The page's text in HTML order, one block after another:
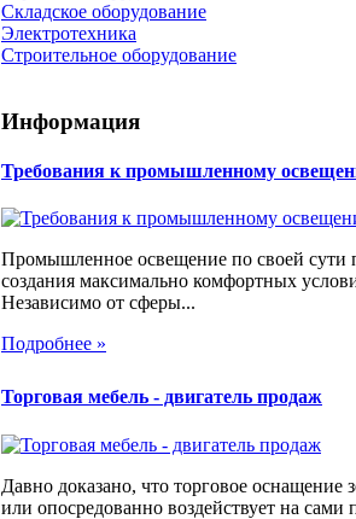
Складское оборудование
Электротехника
Строительное оборудование
Информация
Требования к промышленному
Промышленное освещение по своей сути
создания максимально комфортных
Независимо от сферы...
Подробнее »
Торговая мебель - двигатель продаж
Давно доказано, что торговое
или опосредованно воздействует на